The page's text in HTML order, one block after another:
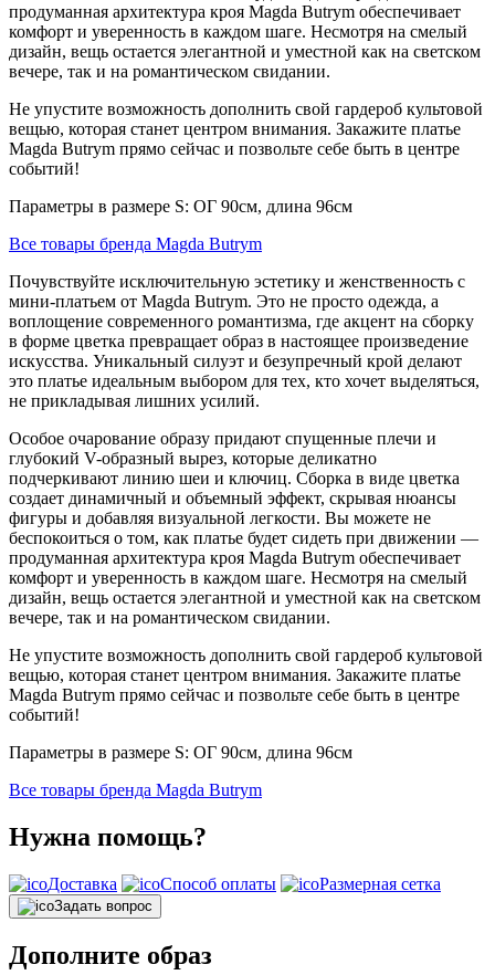
продуманная архитектура кроя Magda Butrym обеспечивает
комфорт и уверенность в каждом шаге. Несмотря на смелый
дизайн, вещь остается элегантной и уместной как на светском
вечере, так и на романтическом свидании.
Не упустите возможность дополнить свой гардероб культовой
вещью, которая станет центром внимания. Закажите платье
Magda Butrym прямо сейчас и позвольте себе быть в центре
событий!
Параметры в размере S: ОГ 90см, длина 96см
Все товары бренда Magda Butrym
Почувствуйте исключительную эстетику и женственность с
мини-платьем от Magda Butrym. Это не просто одежда, а
воплощение современного романтизма, где акцент на сборку
в форме цветка превращает образ в настоящее произведение
искусства. Уникальный силуэт и безупречный крой делают
это платье идеальным выбором для тех, кто хочет выделяться,
не прикладывая лишних усилий.
Особое очарование образу придают спущенные плечи и
глубокий V-образный вырез, которые деликатно
подчеркивают линию шеи и ключиц. Сборка в виде цветка
создает динамичный и объемный эффект, скрывая нюансы
фигуры и добавляя визуальной легкости. Вы можете не
беспокоиться о том, как платье будет сидеть при движении —
продуманная архитектура кроя Magda Butrym обеспечивает
комфорт и уверенность в каждом шаге. Несмотря на смелый
дизайн, вещь остается элегантной и уместной как на светском
вечере, так и на романтическом свидании.
Не упустите возможность дополнить свой гардероб культовой
вещью, которая станет центром внимания. Закажите платье
Magda Butrym прямо сейчас и позвольте себе быть в центре
событий!
Параметры в размере S: ОГ 90см, длина 96см
Все товары бренда Magda Butrym
Нужна помощь?
Доставка Способ оплаты Размерная сетка
Задать вопрос
Дополните образ